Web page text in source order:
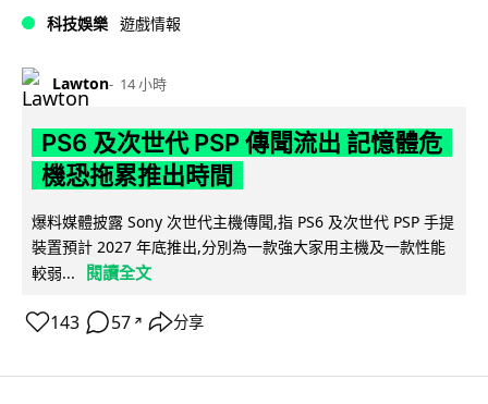
科技娛樂 遊戲情報
Lawton 14 小時
PS6 及次世代 PSP 傳聞流出 記憶體危
機恐拖累推出時間
爆料媒體披露 Sony 次世代主機傳聞,指 PS6 及次世代 PSP 手提
裝置預計 2027 年底推出,分別為一款強大家用主機及一款性能
較弱...
閱讀全文
143 57 ↗ 分享